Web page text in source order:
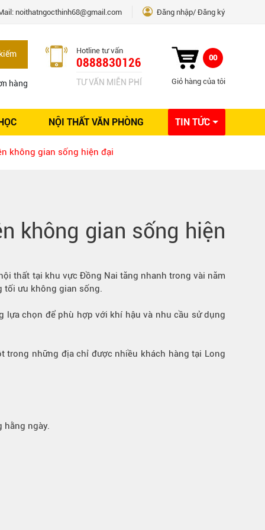
noithatngocthinh68@gmail.com Đăng nhập Đăng ký
hàng
Hotline tư vấn
0888830126
TƯ VẤN MIỄN PHÍ
00
Giỏ hàng của tôi
NỘI THẤT VĂN PHÒNG TIN TỨC
Kinh nghiệm Nội thất
Sáng tạo
không gian sống hiện đại
không gian sống hiện
thất tại khu vực Đồng Nai tăng nhanh trong vài năm
tối ưu không gian sống.
lựa chọn để phù hợp với khí hậu và nhu cầu sử dụng
trong những địa chỉ được nhiều khách hàng tại Long
hằng ngày.